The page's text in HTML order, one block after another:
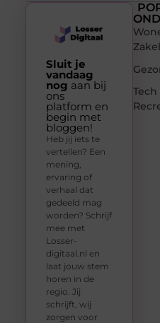
Tech
Sluit je
vandaag
nog aan bij
ons
platform en
begin met
bloggen!
Heb jij iets te
vertellen? Een
mening,
ervaring of
verhaal dat
gedeeld mag
worden? Schrijf
mee met
Losser-
digitaal.nl en
laat jouw stem
horen in de
regio. Jij
schrijft, wij
zorgen voor